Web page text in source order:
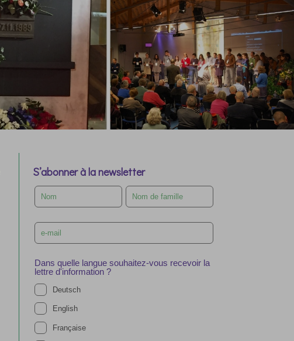
S’abonner à la newsletter
Leave
this
field
Dans quelle langue souhaitez-vous recevoir la
lettre d'information ?
Deutsch
English
Française